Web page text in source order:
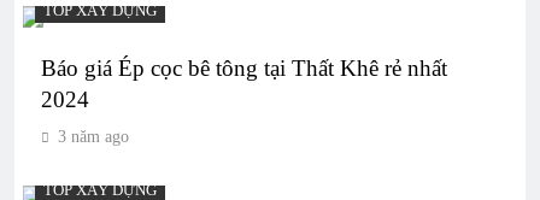
TOP XÂY DỰNG
Báo giá Ép cọc bê tông tại Thất Khê rẻ nhất
2024
3 năm ago
TOP XÂY DỰNG